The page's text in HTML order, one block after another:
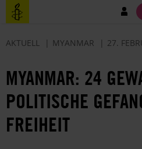
Direkt
zum
Benutzermenü
AKTUELL MYANMAR 27.
MYANMAR: 24
POLITISCHE
FREIHEIT